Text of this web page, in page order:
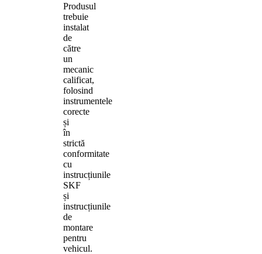
Produsul
trebuie
instalat
de
către
un
mecanic
calificat,
folosind
instrumentele
corecte
și
în
strictă
conformitate
cu
instrucțiunile
SKF
și
instrucțiunile
de
montare
pentru
vehicul.